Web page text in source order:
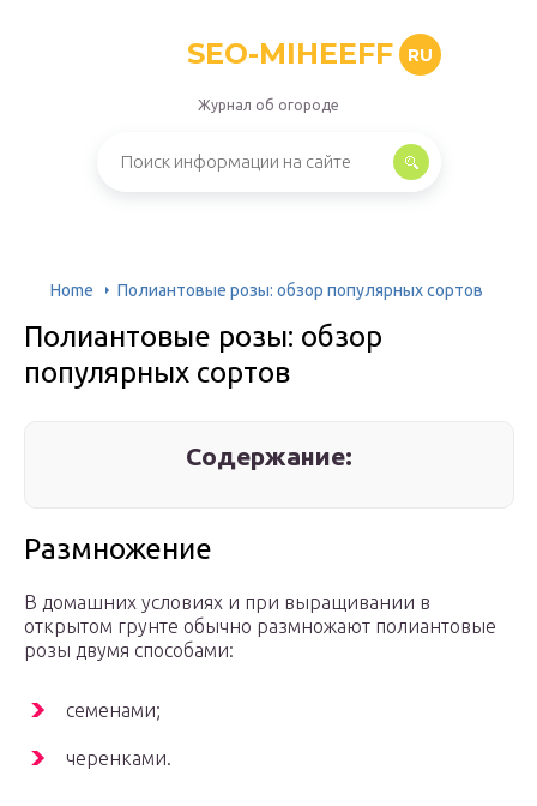
SEO-MIHEEFF RU
Журнал об огороде
Home Полиантовые розы: обзор популярных сортов
Полиантовые розы: обзор
популярных сортов
Содержание:
Размножение
В домашних условиях и при выращивании в
открытом грунте обычно размножают полиантовые
розы двумя способами:
семенами;
черенками.